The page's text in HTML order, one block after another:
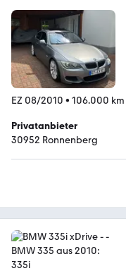
EZ 08/2010 • 106.000 km
Privatanbieter
30952 Ronnenberg